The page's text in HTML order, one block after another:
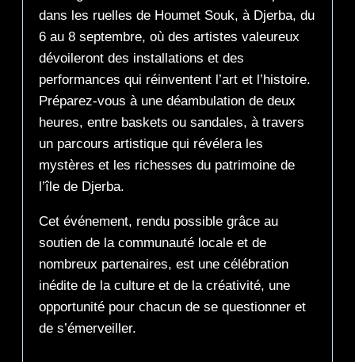
dans les ruelles de Houmet Souk, à Djerba, du
6 au 8 septembre, où des artistes valeureux
dévoileront des installations et des
performances qui réinventent l’art et l’histoire.
Préparez-vous à une déambulation de deux
heures, entre baskets ou sandales, à travers
un parcours artistique qui révélera les
mystères et les richesses du patrimoine de
l’île de Djerba.
Cet événement, rendu possible grâce au
soutien de la communauté locale et de
nombreux partenaires, est une célébration
inédite de la culture et de la créativité, une
opportunité pour chacun de se questionner et
de s’émerveiller.